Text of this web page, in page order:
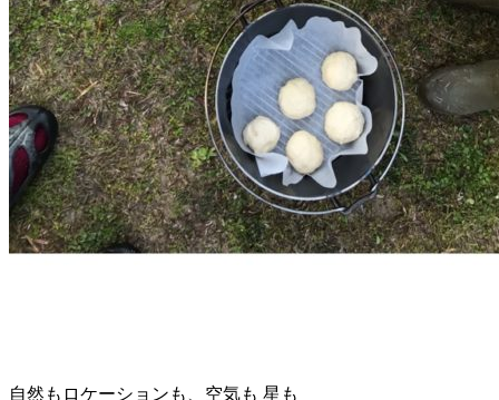
自然もロケーションも、空気も 星も